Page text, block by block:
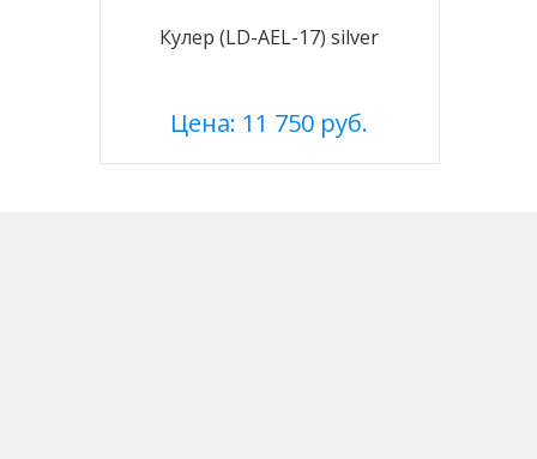
Кулер (LD-AEL-17) silver
Цена: 11 750 руб.